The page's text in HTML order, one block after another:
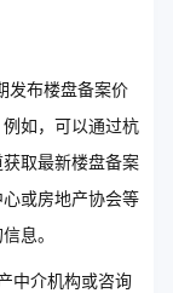
发布楼盘备案价
如，可以通过杭
取最新楼盘备案
或房地产协会等
息。
中介机构或咨询